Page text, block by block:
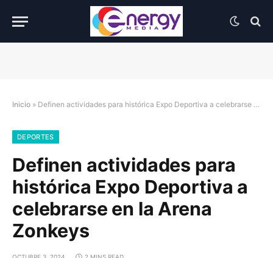
Inicio » Definen actividades para histórica Expo Deportiva a celebrarse en la Arena Zonkeys
DEPORTES
Definen actividades para
histórica Expo Deportiva a
celebrarse en la Arena
Zonkeys